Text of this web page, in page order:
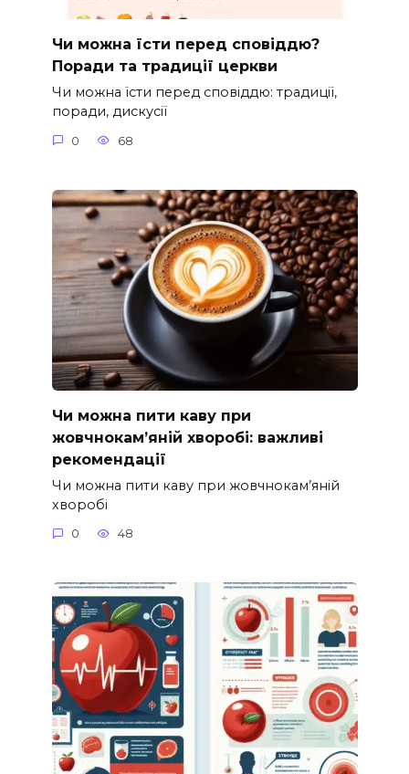
Чи можна їсти перед сповіддю?
Поради та традиції церкви
Чи можна їсти перед сповіддю: традиції,
поради, дискусії
0 68
Чи можна пити каву при
жовчнокам’яній хворобі: важливі
рекомендації
Чи можна пити каву при жовчнокам’яній
хворобі
0 48